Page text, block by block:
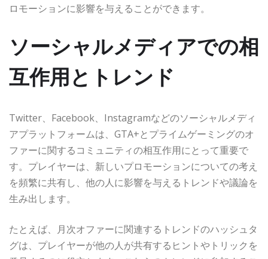
ロモーションに影響を与えることができます。
ソーシャルメディアでの相
互作用とトレンド
Twitter、Facebook、Instagramなどのソーシャルメディ
アプラットフォームは、GTA+とプライムゲーミングのオ
ファーに関するコミュニティの相互作用にとって重要で
す。プレイヤーは、新しいプロモーションについての考え
を頻繁に共有し、他の人に影響を与えるトレンドや議論を
生み出します。
たとえば、月次オファーに関連するトレンドのハッシュタ
グは、プレイヤーが他の人が共有するヒントやトリックを